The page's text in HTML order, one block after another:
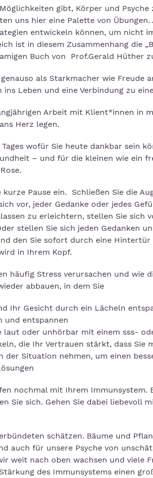
gibt, Körper und
uns hier eine Palette von
entwickeln können, um nicht
ist in diesem Zusammenhang die
Buch von Prof.Gerald Hüther
als Starkmacher wie Freude
ins Leben und eine Verbindung zu
Arbeit mit Klient*innen in
Herz legen.
Tages wofür Sie heute dankbar sein
– und für die kleinen wie ein
Pause ein. Schließen Sie die
vor, jeder Gedanke oder jedes
zu erleichtern, stellen Sie sich
stellen Sie sich jeden Gedanken
den Sie sofort durch eine Hintertür
in Ihrem Kopf.
häufig Stress verursachen und wie
abbauen, in dem Sie
Ihr Gesicht durch ein Lächeln
und entspannen
laut oder unhörbar mit einem sss-
die Ihr Vertrauen stärkt, dass Sie
der Situation nehmen, um einen
nochmal mit Ihrem Immunsystem.
Sie sich. Gehen Sie dabei liebevoll
schätzen. Bäume und
auch für unsere Psyche von
weit nach oben wachsen und viele
des Immunsystems einen